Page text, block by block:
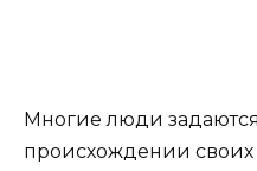
Многие люди
происхождении